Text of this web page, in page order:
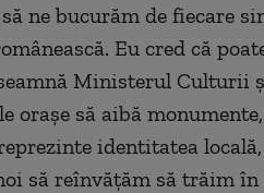
ne bucurăm de fiecare
Eu cred că
Ministerul Culturii
oraşe să aibă
identitatea
să reînvăţăm să trăim în